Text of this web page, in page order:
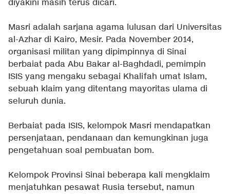
diyakini masih terus dicari.
Masri adalah sarjana agama lulusan dari Universitas
al-Azhar di Kairo, Mesir. Pada November 2014,
organisasi militan yang dipimpinnya di Sinai
berbaiat pada Abu Bakar al-Baghdadi, pemimpin
ISIS yang mengaku sebagai Khalifah umat Islam,
sebuah klaim yang ditentang mayoritas ulama di
seluruh dunia.
Berbaiat pada ISIS, kelompok Masri mendapatkan
persenjataan, pendanaan dan kemungkinan juga
pengetahuan soal pembuatan bom.
Kelompok Provinsi Sinai beberapa kali mengklaim
menjatuhkan pesawat Rusia tersebut, namun